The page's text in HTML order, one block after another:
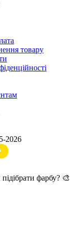
товару
2026
фарбу? 🎨